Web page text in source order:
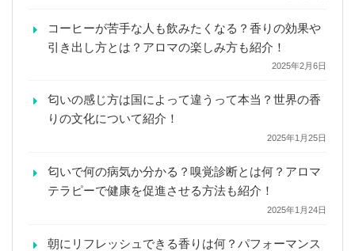
コーヒーが苦手な人も飲みたくなる？香りの効果や
引き出し方とは？アロマの楽しみ方も紹介！
2025年2月6日
匂いの感じ方は国によって違うって本当？世界の香
りの文化について紹介！
2025年1月25日
匂いで何の病気か分かる？嗅覚診断とは何？アロマ
テラピーで健康を促進させる方法も紹介！
2025年1月24日
朝にリフレッシュできる香りは何？パフォーマンス